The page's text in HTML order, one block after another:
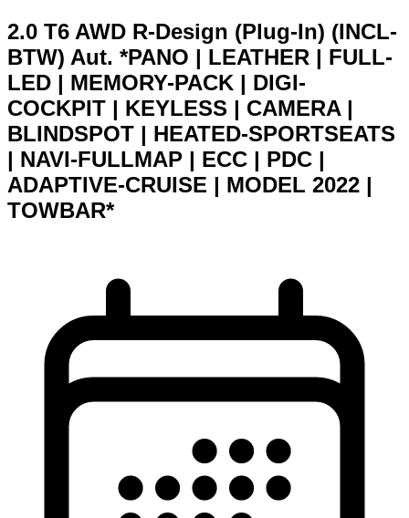
2.0 T6 AWD R-Design (Plug-In) (INCL-
BTW) Aut. *PANO | LEATHER | FULL-
LED | MEMORY-PACK | DIGI-
COCKPIT | KEYLESS | CAMERA |
BLINDSPOT | HEATED-SPORTSEATS
| NAVI-FULLMAP | ECC | PDC |
ADAPTIVE-CRUISE | MODEL 2022 |
TOWBAR*